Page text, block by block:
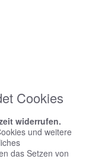
Cookies
widerrufen.
und weitere
das Setzen von